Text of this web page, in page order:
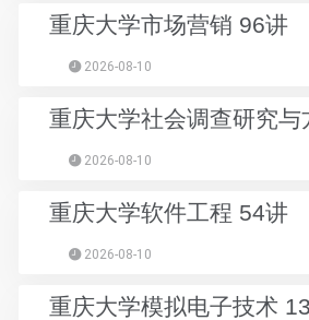
重庆大学市场营销 96讲
2026-08-10
重庆大学社会调查研究与
2026-08-10
重庆大学软件工程 54讲
2026-08-10
重庆大学模拟电子技术